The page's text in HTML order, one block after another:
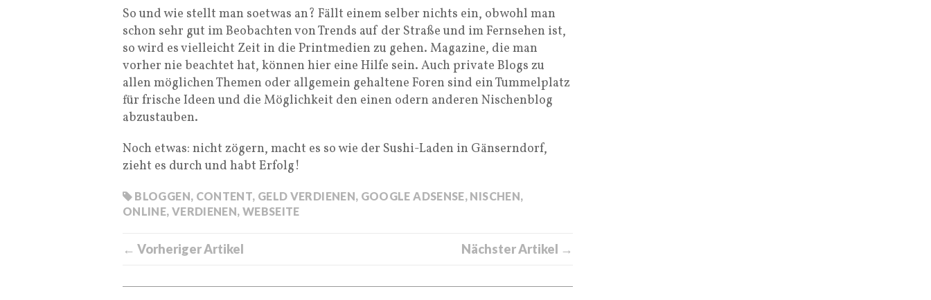
So und wie stellt man soetwas an? Fällt einem selber nichts ein, obwohl man
schon sehr gut im Beobachten von Trends auf der Straße und im Fernsehen ist,
so wird es vielleicht Zeit in die Printmedien zu gehen. Magazine, die man
vorher nie beachtet hat, können hier eine Hilfe sein. Auch private Blogs zu
allen möglichen Themen oder allgemein gehaltene Foren sind ein Tummelplatz
für frische Ideen und die Möglichkeit den einen odern anderen Nischenblog
abzustauben.
Noch etwas: nicht zögern, macht es so wie der Sushi-Laden in Gänserndorf,
zieht es durch und habt Erfolg!
BLOGGEN, CONTENT, GELD VERDIENEN, GOOGLE ADSENSE, NISCHEN,
ONLINE, VERDIENEN, WEBSEITE
← Vorheriger Artikel Nächster Artikel →